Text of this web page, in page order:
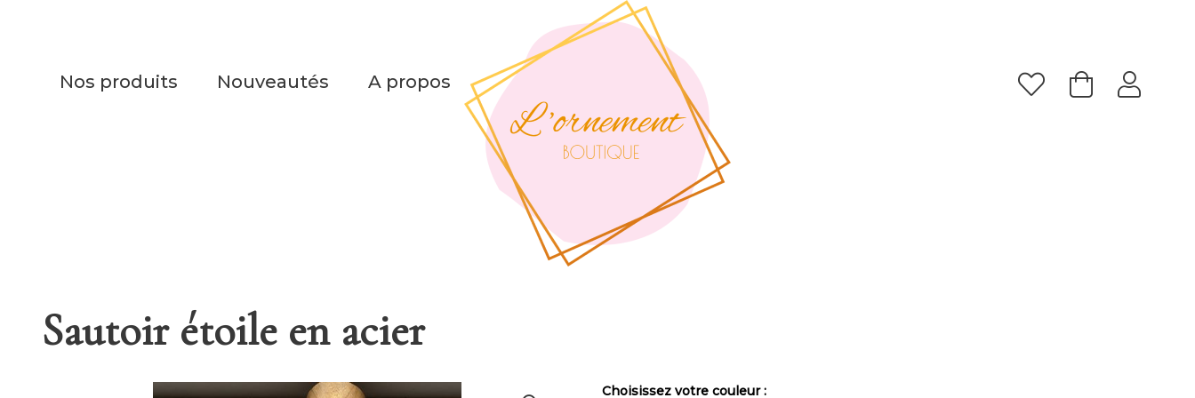
Nos produits Nouveautés A propos
Sautoir étoile en acier
Choisissez votre couleur :